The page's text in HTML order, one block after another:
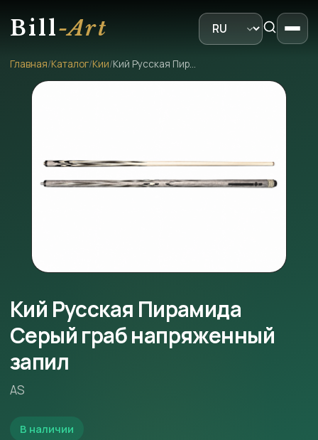
Bill-Art
Главная/Каталог/Кии/ Кий Русская Пирамида Серый граб напряженный запил
Кий Русская Пирамида
Серый граб напряженный
запил
AS
В наличии